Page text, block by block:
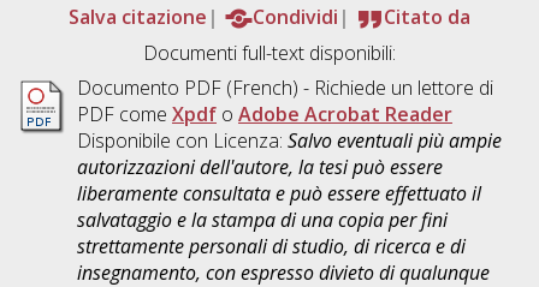
Salva citazione
Condividi
Citato da
Documenti full-text disponibili:
Documento PDF(French) - Richiede un lettore di
PDF come Xpdfo Adobe Acrobat Reader
Disponibile con Licenza: Salvo eventuali più ampie
autorizzazioni dell'autore, la tesi può essere
liberamente consultata e può essere effettuato il
salvataggio e la stampa di una copia per fini
strettamente personali di studio, di ricerca e di
insegnamento, con espresso divieto di qualunque